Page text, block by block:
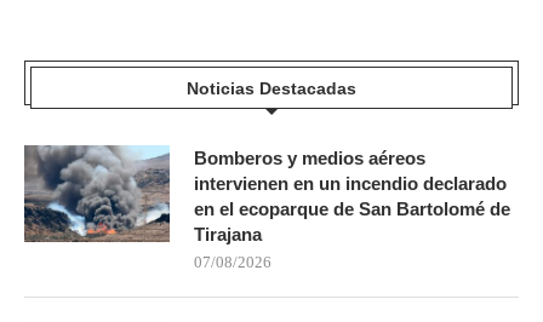
Noticias Destacadas
Bomberos y medios aéreos
intervienen en un incendio declarado
en el ecoparque de San Bartolomé de
Tirajana
07/08/2026